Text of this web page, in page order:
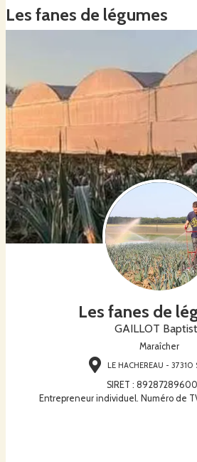
Les fanes de légumes
Les fanes de
GAILLOT
Maraîcher
LE HACHEREAU -
SIRET :
Entrepreneur individuel. Numéro de